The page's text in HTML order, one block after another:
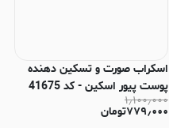
اسکراب صورت و تسکین دهنده
پوست پیور اسکین - کد 41675
۱٫۱۰۰٫۰۰۰
۷۷۹٫۰۰۰تومان